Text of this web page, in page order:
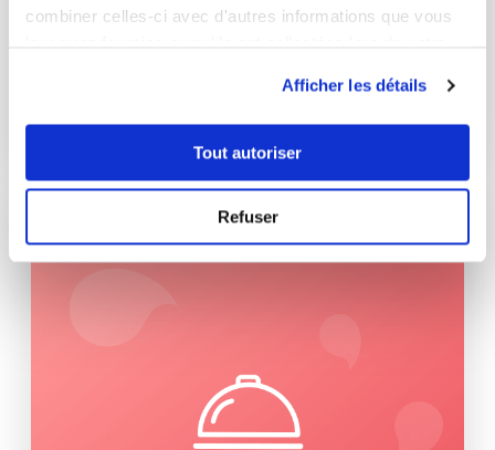
combiner celles-ci avec d'autres informations que vous
Afficher les détails
Tout autoriser
Refuser
karellef_d3ae